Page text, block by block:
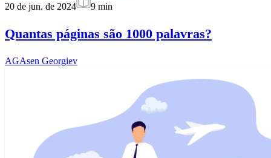
20 de jun. de 2024
9 min
Quantas páginas são 1000 palavras?
AGAsen Georgiev